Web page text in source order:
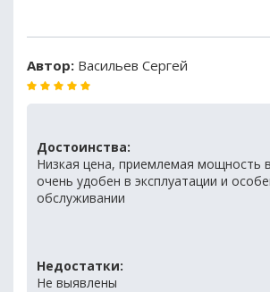
Автор: Васильев Сергей
Достоинства:
Низкая цена, приемлемая мощность
очень удобен в эксплуатации и
обслуживании
Недостатки:
Не выявлены